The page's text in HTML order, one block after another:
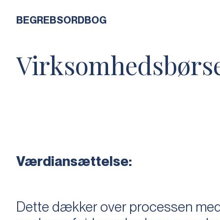
BEGREBSORDBOG
Værdiansættelse:
Dette dækker over processen